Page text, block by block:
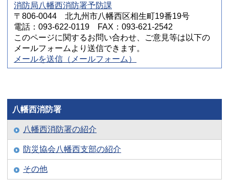
消防局八幡西消防署予防課
〒806-0044 北九州市八幡西区相生町19番19号
電話：093-622-0119 FAX：093-621-2542
このページに関するお問い合わせ、ご意見等は以下の
メールフォームより送信できます。
メールを送信（メールフォーム）
八幡西消防署
八幡西消防署の紹介
防災協会八幡西支部の紹介
その他